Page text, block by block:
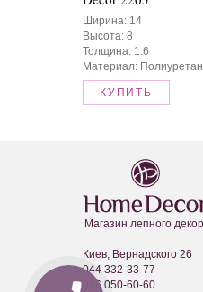
Ширина: 14
Высота: 8
Толщина: 1.6
Материал: Полиуретан
КУПИТЬ
Магазин лепного
Киев, Вернадского 26
044 332-33-77
096 050-60-60